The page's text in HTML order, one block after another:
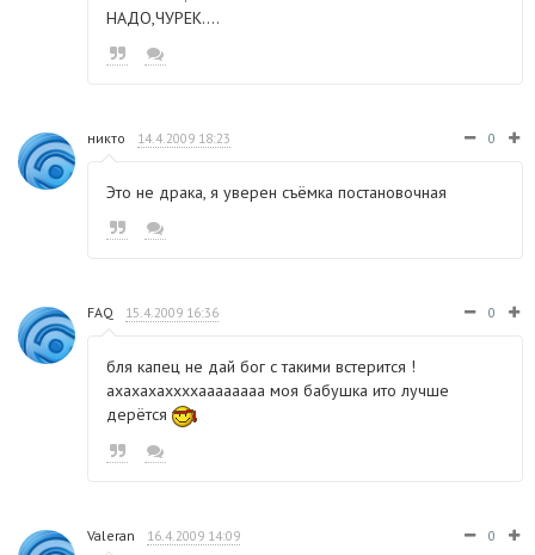
НАДО,ЧУРЕК....
никто 14.4.2009 18:23 0
Это не драка, я уверен съёмка постановочная
FAQ 15.4.2009 16:36 0
бля капец не дай бог с такими встерится !
ахахахаххххаааааааа моя бабушка ито лучше
дерётся
Valeran 16.4.2009 14:09 0